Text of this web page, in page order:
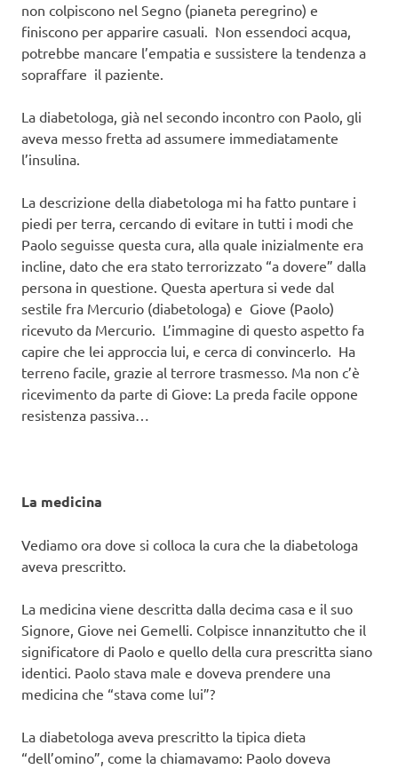
non colpiscono nel Segno (pianeta peregrino) e
finiscono per apparire casuali. Non essendoci acqua,
potrebbe mancare l’empatia e sussistere la tendenza a
sopraffare il paziente.
La diabetologa, già nel secondo incontro con Paolo, gli
aveva messo fretta ad assumere immediatamente
l’insulina.
La descrizione della diabetologa mi ha fatto puntare i
piedi per terra, cercando di evitare in tutti i modi che
Paolo seguisse questa cura, alla quale inizialmente era
incline, dato che era stato terrorizzato “a dovere” dalla
persona in questione. Questa apertura si vede dal
sestile fra Mercurio (diabetologa) e Giove (Paolo)
ricevuto da Mercurio. L’immagine di questo aspetto fa
capire che lei approccia lui, e cerca di convincerlo. Ha
terreno facile, grazie al terrore trasmesso. Ma non c’è
ricevimento da parte di Giove: La preda facile oppone
resistenza passiva…
La medicina
Vediamo ora dove si colloca la cura che la diabetologa
aveva prescritto.
La medicina viene descritta dalla decima casa e il suo
Signore, Giove nei Gemelli. Colpisce innanzitutto che il
significatore di Paolo e quello della cura prescritta siano
identici. Paolo stava male e doveva prendere una
medicina che “stava come lui”?
La diabetologa aveva prescritto la tipica dieta
“dell’omino”, come la chiamavamo: Paolo doveva